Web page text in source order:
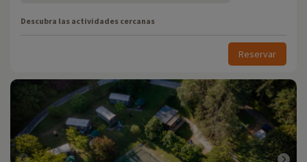
Descubra las actividades cercanas
Reservar